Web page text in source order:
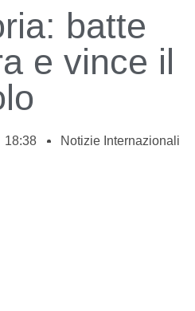
batte
e vince il
18:38 Notizie Internazionali